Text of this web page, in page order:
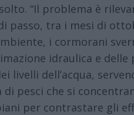
“Il problema è
passo, tra i mesi di
i cormorani
idraulica e delle
livelli dell’acqua,
pesci che si
per contrastare gli